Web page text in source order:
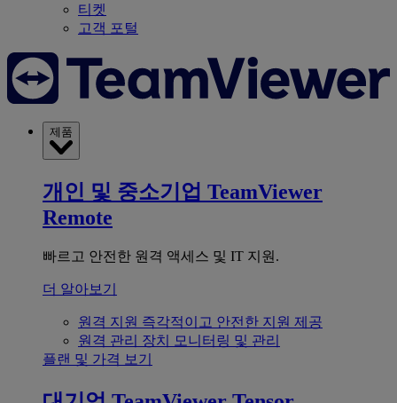
티켓
고객 포털
제품
개인 및 중소기업 TeamViewer
Remote
빠르고 안전한 원격 액세스 및 IT 지원.
더 알아보기
원격 지원 즉각적이고 안전한 지원 제공
원격 관리 장치 모니터링 및 관리
플랜 및 가격 보기